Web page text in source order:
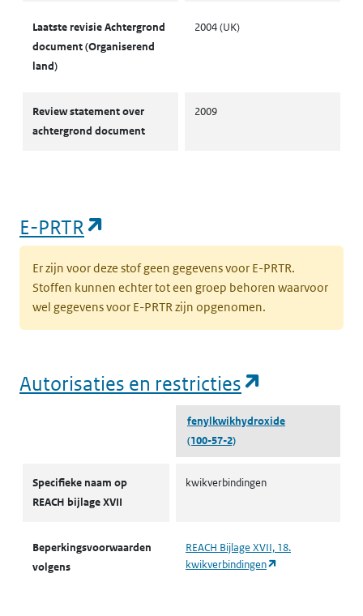
Laatste revisie Achtergrond
document (Organiserend
land)
2004 (UK)
Review statement over
achtergrond document
2009
E-PRTR
Er zijn voor deze stof geen gegevens voor E-PRTR.
Stoffen kunnen echter tot een groep behoren waarvoor
wel gegevens voor E-PRTR zijn opgenomen.
Autorisaties en restricties
fenylkwikhydroxide
(100-57-2)
Specifieke naam op
REACH bijlage XVII
kwikverbindingen
Beperkingsvoorwaarden
volgens
REACH Bijlage XVII, 18.
kwikverbindingen